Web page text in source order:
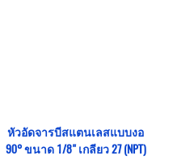
หัวอัดจารบีสแตนเลสแบบงอ
90° ขนาด 1/8" เกลียว 27 (NPT)